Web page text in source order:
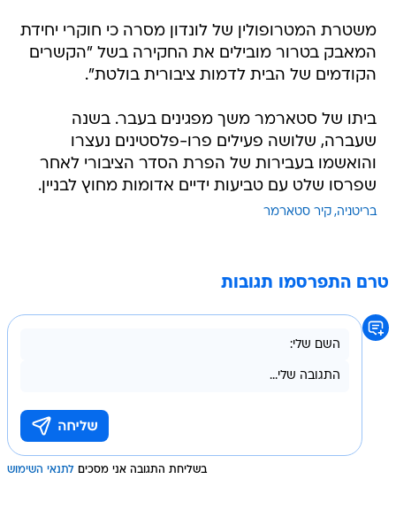
משטרת המטרופולין של לונדון מסרה כי חוקרי יחידת
המאבק בטרור מובילים את החקירה בשל "הקשרים
הקודמים של הבית לדמות ציבורית בולטת".
ביתו של סטארמר משך מפגינים בעבר. בשנה
שעברה, שלושה פעילים פרו-פלסטינים נעצרו
והואשמו בעבירות של הפרת הסדר הציבורי לאחר
שפרסו שלט עם טביעות ידיים אדומות מחוץ לבניין.
בריטניה קיר סטארמר
טרם התפרסמו תגובות
בשליחת התגובה אני מסכים לתנאי השימוש